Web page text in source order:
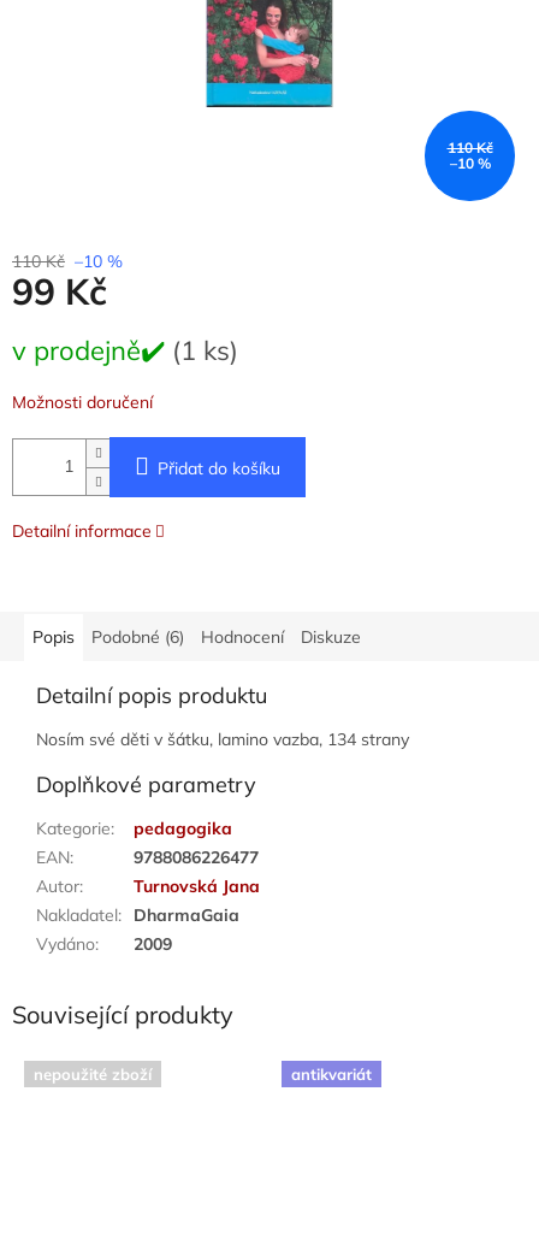
110 Kč
–10 %
110 Kč –10 %
99 Kč
cena:
v prodejně✔️ (1 ks)
Možnosti doručení
Přidat do košíku
Detailní informace
Popis Podobné (6) Hodnocení Diskuze
Detailní popis produktu
Nosím své děti v šátku, lamino vazba, 134 strany
Doplňkové parametry
Kategorie:
pedagogika
EAN:
9788086226477
Autor:
Turnovská Jana
Nakladatel:
DharmaGaia
Vydáno: 2009
Související produkty
nepoužité zboží antikvariát